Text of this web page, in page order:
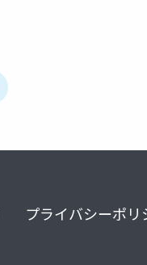
プライバシーポリ